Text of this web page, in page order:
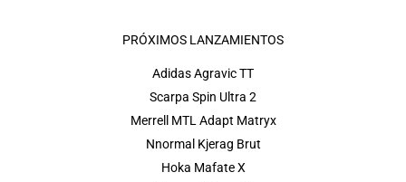
PRÓXIMOS LANZAMIENTOS
Adidas Agravic TT
Scarpa Spin Ultra 2
Merrell MTL Adapt Matryx
Nnormal Kjerag Brut
Hoka Mafate X